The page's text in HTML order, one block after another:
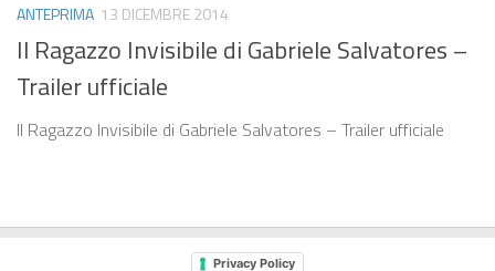
ANTEPRIMA 13 DICEMBRE 2014
Il Ragazzo Invisibile di Gabriele Salvatores –
Trailer ufficiale
Il Ragazzo Invisibile di Gabriele Salvatores – Trailer ufficiale
Privacy Policy